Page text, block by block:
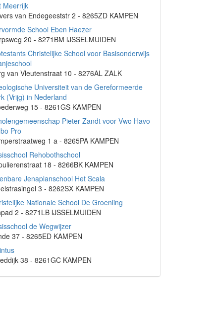
Meerrijk
van Endegeeststr 2 - 8265ZD KAMPEN
School Eben Haezer
20 - 8271BM IJSSELMUIDEN
Christelijke School voor Basisonderwijs
van Vleutenstraat 10 - 8276AL ZALK
Universiteit van de Gereformeerde
(Vrijg) in Nederland
15 - 8261GS KAMPEN
Pieter Zandt voor Vwo Havo
Pro
1 a - 8265PA KAMPEN
Rehobothschool
18 - 8266BK KAMPEN
Jenaplanschool Het Scala
3 - 8262SX KAMPEN
Nationale School De Groenling
2 - 8271LB IJSSELMUIDEN
de Wegwijzer
37 - 8265ED KAMPEN
38 - 8261GC KAMPEN